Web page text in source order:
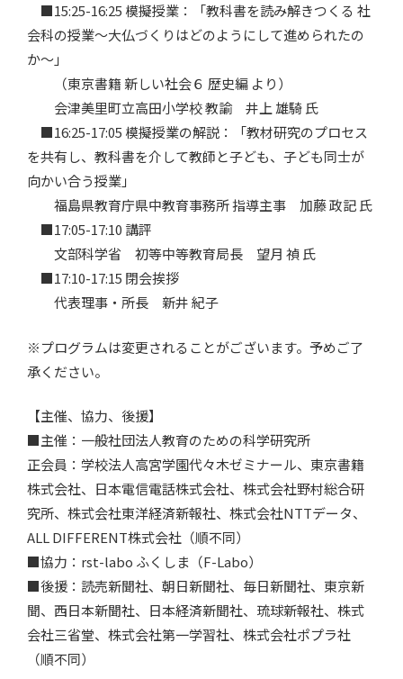
■15:25-16:25 模擬授業：「教科書を読み解きつくる 社
会科の授業～大仏づくりはどのようにして進められたの
か～」
（東京書籍 新しい社会６ 歴史編 より）
会津美里町立高田小学校 教諭 井上 雄騎 氏
■16:25-17:05 模擬授業の解説：「教材研究のプロセス
を共有し、教科書を介して教師と子ども、子ども同士が
向かい合う授業」
福島県教育庁県中教育事務所 指導主事 加藤 政記 氏
■17:05-17:10 講評
文部科学省 初等中等教育局長 望月 禎 氏
■17:10-17:15 閉会挨拶
代表理事・所長 新井 紀子
※プログラムは変更されることがございます。予めご了
承ください。
【主催、協力、後援】
■主催：一般社団法人教育のための科学研究所
正会員：学校法人高宮学園代々木ゼミナール、東京書籍
株式会社、日本電信電話株式会社、株式会社野村総合研
究所、株式会社東洋経済新報社、株式会社NTTデータ、
ALL DIFFERENT株式会社（順不同）
■協力：rst-labo ふくしま（F-Labo）
■後援：読売新聞社、朝日新聞社、毎日新聞社、東京新
聞、西日本新聞社、日本経済新聞社、琉球新報社、株式
会社三省堂、株式会社第一学習社、株式会社ポプラ社
（順不同）